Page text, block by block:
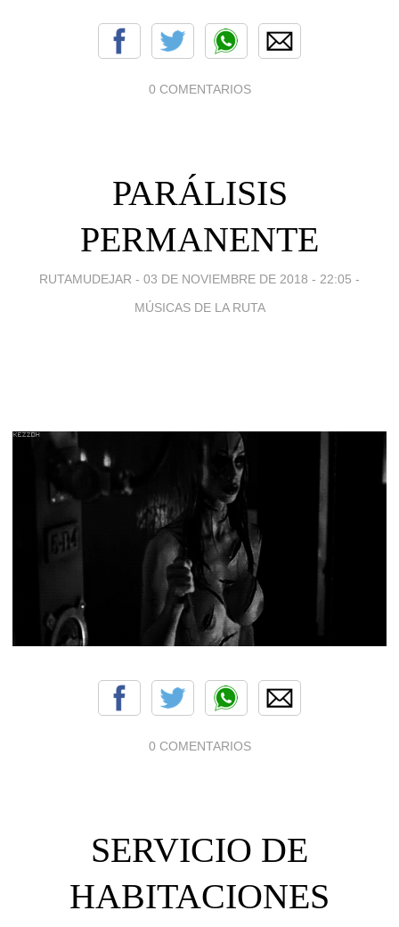
0 COMENTARIOS
PARÁLISIS
PERMANENTE
RUTAMUDEJAR - 03 DE NOVIEMBRE DE 2018 - 22:05 -
MÚSICAS DE LA RUTA
0 COMENTARIOS
SERVICIO DE
HABITACIONES